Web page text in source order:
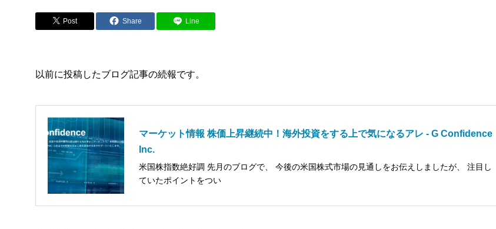
Post Share Line
以前に投稿したブログ記事の続報です。
マーケット情報 株価上昇継続中！海外投資をする上で気になるアレ - G Confidence
Inc.
米国株指数絶好調 先月のブログで、 今後の米国株式市場の見通しをお伝えしましたが、 注目し
ていたポイントをつい